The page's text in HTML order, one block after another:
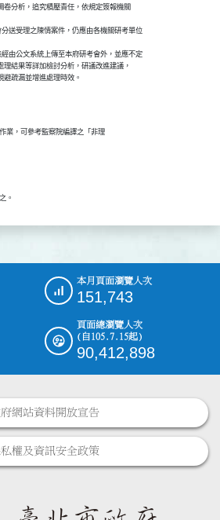
調卷分析，追究積壓責任，依規定簽報機關
分送受理之陳情案件，仍應由各機關研考單位
經由公文系統上傳至本府研考會外，並應不定
處理結果等詳加檢討分析，研議改進建議，
業，可參考監察院編譯之「非理
本月頁面瀏覽人次
151,743
頁面總瀏覽人次
(自105.7.15起)
90,412,898
網站資料開放宣告
權及資訊安全政策